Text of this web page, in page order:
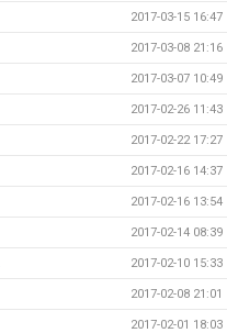
2017-03-15 16:47
2017-03-08 21:16
2017-03-07 10:49
2017-02-26 11:43
2017-02-22 17:27
2017-02-16 14:37
2017-02-16 13:54
2017-02-14 08:39
2017-02-10 15:33
2017-02-08 21:01
2017-02-01 18:03